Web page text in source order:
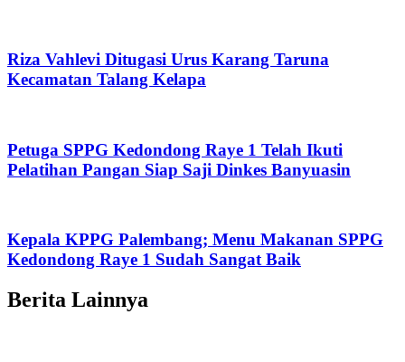
Riza Vahlevi Ditugasi Urus Karang Taruna
Kecamatan Talang Kelapa
Petuga SPPG Kedondong Raye 1 Telah Ikuti
Pelatihan Pangan Siap Saji Dinkes Banyuasin
Kepala KPPG Palembang; Menu Makanan SPPG
Kedondong Raye 1 Sudah Sangat Baik
Berita Lainnya